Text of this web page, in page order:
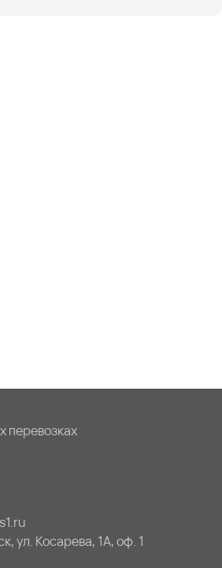
перевозках
ул. Косарева, 1А, оф. 1